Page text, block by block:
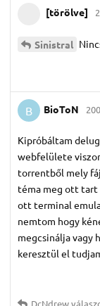
[törölve]
Sinistral
B BioToN
Kipróbáltam
webfelülete
torrentből mely
téma meg ott tart
ott terminal
nemtom hogy
megcsinálja vagy
keresztül el